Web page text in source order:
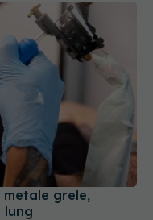
metale grele,
lung